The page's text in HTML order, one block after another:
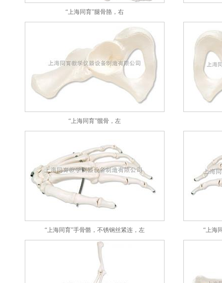
“上海同育”腿骨胳，右
“上海同育”髋骨，左
“上海同育”手骨骼，不锈钢丝紧连，左 “上海